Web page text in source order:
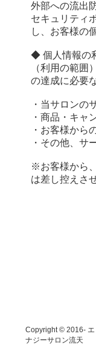
外部への流出
セキュリティ
し、お客様の
◆ 個人情報の
（利用の範囲
の達成に必要
・当サロンの
・商品・キャ
・お客様から
・その他、サ
※お客様から
は差し控えさ
Copyright © 2016- エ
ナジーサロン流天